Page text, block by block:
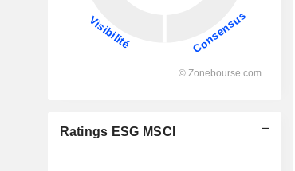
Ratings ESG MSCI